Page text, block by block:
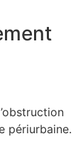
périurbaine.